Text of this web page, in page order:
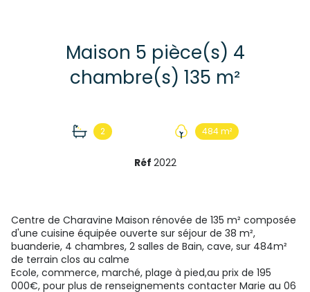
Maison 5 pièce(s) 4
chambre(s) 135 m²
2 484 m²
Réf 2022
Centre de Charavine Maison rénovée de 135 m² composée
d'une cuisine équipée ouverte sur séjour de 38 m²,
buanderie, 4 chambres, 2 salles de Bain, cave, sur 484m²
de terrain clos au calme
Ecole, commerce, marché, plage à pied,au prix de 195
000€, pour plus de renseignements contacter Marie au 06